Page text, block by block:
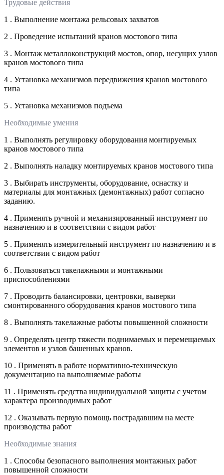
Трудовые действия
1 . Выполнение монтажа рельсовых захватов
2 . Проведение испытаний кранов мостового типа
3 . Монтаж металлоконструкций мостов, опор, несущих узлов
кранов мостового типа
4 . Установка механизмов передвижения кранов мостового
типа
5 . Установка механизмов подъема
Необходимые умения
1 . Выполнять регулировку оборудования монтируемых
кранов мостового типа
2 . Выполнять наладку монтируемых кранов мостового типа
3 . Выбирать инструменты, оборудование, оснастку и
материалы для монтажных (демонтажных) работ согласно
заданию.
4 . Применять ручной и механизированный инструмент по
назначению и в соответствии с видом работ
5 . Применять измерительный инструмент по назначению и в
соответствии с видом работ
6 . Пользоваться такелажными и монтажными
приспособлениями
7 . Проводить балансировки, центровки, выверки
смонтированного оборудования кранов мостового типа
8 . Выполнять такелажные работы повышенной сложности
9 . Определять центр тяжести поднимаемых и перемещаемых
элементов и узлов башенных кранов.
10 . Применять в работе нормативно-техническую
документацию на выполняемые работы
11 . Применять средства индивидуальной защиты с учетом
характера производимых работ
12 . Оказывать первую помощь пострадавшим на месте
производства работ
Необходимые знания
1 . Способы безопасного выполнения монтажных работ
повышенной сложности